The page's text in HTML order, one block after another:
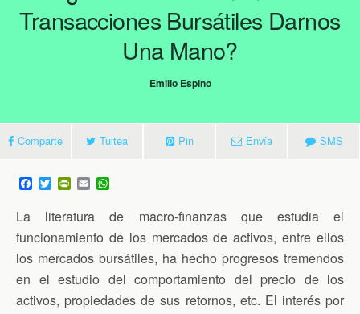
Transacciones Bursátiles Darnos
Una Mano?
Emilio Espino
Comparte Tuitea Pin Envía SMS
F
a
b
o
o
T
w
i
t
t
e
r
P
n
t
F
r
i
e
n
E
m
i
l
a
t
s
A
p
p
La literatura de macro-finanzas que estudia el
funcionamiento de los mercados de activos, entre ellos
los mercados bursátiles, ha hecho progresos tremendos
en el estudio del comportamiento del precio de los
activos, propiedades de sus retornos, etc. El interés por